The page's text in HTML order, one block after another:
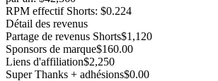
RPM effectif Shorts: $0.224
Détail des revenus
Partage de revenus Shorts$1,120
Sponsors de marque$160.00
Liens d'affiliation$2,250
Super Thanks + adhésions$0.00